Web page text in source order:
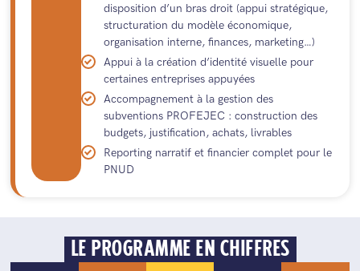
disposition d’un bras droit (appui stratégique,
structuration du modèle économique,
organisation interne, finances, marketing…)
Appui à la création d’identité visuelle pour
certaines entreprises appuyées
Accompagnement à la gestion des
subventions PROFEJEC : construction des
budgets, justification, achats, livrables
Reporting narratif et financier complet pour le
PNUD
LE PROGRAMME EN CHIFFRES